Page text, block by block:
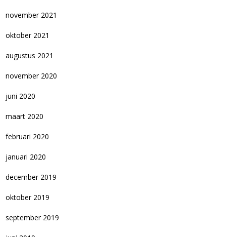
november 2021
oktober 2021
augustus 2021
november 2020
juni 2020
maart 2020
februari 2020
januari 2020
december 2019
oktober 2019
september 2019